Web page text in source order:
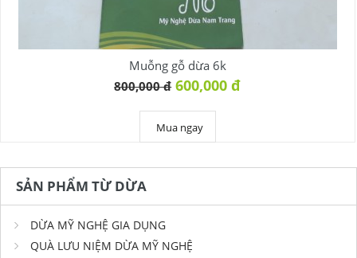
Muỗng gỗ dừa 6k
800,000 đ 600,000 đ
Mua ngay
SẢN PHẨM TỪ DỪA
DỪA MỸ NGHỆ GIA DỤNG
QUÀ LƯU NIỆM DỪA MỸ NGHỆ